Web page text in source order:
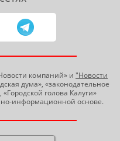
компаний» и "Новости
дума», «законодательное
голова Калуги»
информационной основе.